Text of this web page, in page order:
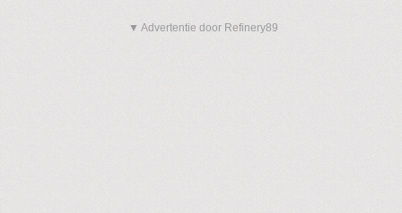
▼ Advertentie door Refinery89